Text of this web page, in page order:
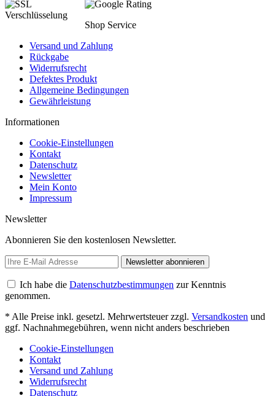
Shop Service
Versand und Zahlung
Rückgabe
Widerrufsrecht
Defektes Produkt
Allgemeine Bedingungen
Gewährleistung
Informationen
Cookie-Einstellungen
Kontakt
Datenschutz
Newsletter
Mein Konto
Impressum
Newsletter
Abonnieren Sie den kostenlosen Newsletter.
Newsletter abonnieren
Ich habe die Datenschutzbestimmungen zur Kenntnis
genommen.
* Alle Preise inkl. gesetzl. Mehrwertsteuer zzgl. Versandkosten und
ggf. Nachnahmegebühren, wenn nicht anders beschrieben
Cookie-Einstellungen
Kontakt
Versand und Zahlung
Widerrufsrecht
Datenschutz